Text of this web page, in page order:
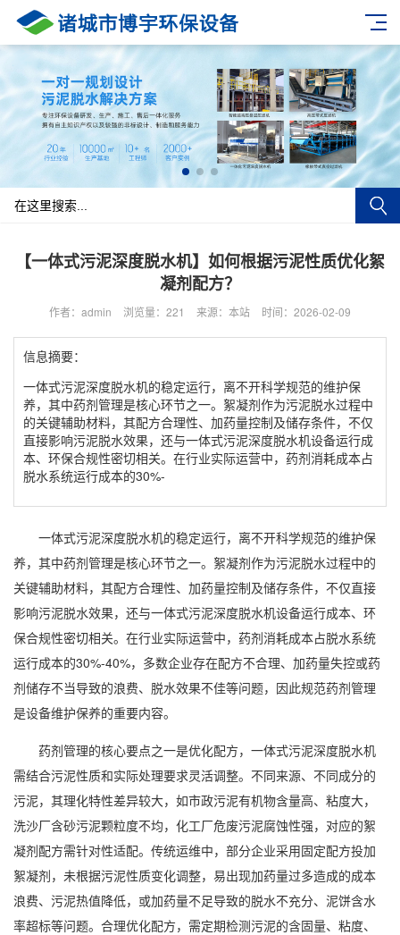
【一体式污泥深度脱水机】如何根据污泥性质优化絮
凝剂配方？
作者：admin 浏览量：221 来源：本站 时间：2026-02-09
信息摘要：
一体式污泥深度脱水机的稳定运行，离不开科学规范的维护保
养，其中药剂管理是核心环节之一。絮凝剂作为污泥脱水过程中
的关键辅助材料，其配方合理性、加药量控制及储存条件，不仅
直接影响污泥脱水效果，还与一体式污泥深度脱水机设备运行成
本、环保合规性密切相关。在行业实际运营中，药剂消耗成本占
脱水系统运行成本的30%-
一体式污泥深度脱水机的稳定运行，离不开科学规范的维护保
养，其中药剂管理是核心环节之一。絮凝剂作为污泥脱水过程中的
关键辅助材料，其配方合理性、加药量控制及储存条件，不仅直接
影响污泥脱水效果，还与一体式污泥深度脱水机设备运行成本、环
保合规性密切相关。在行业实际运营中，药剂消耗成本占脱水系统
运行成本的30%-40%，多数企业存在配方不合理、加药量失控或药
剂储存不当导致的浪费、脱水效果不佳等问题，因此规范药剂管理
是设备维护保养的重要内容。
药剂管理的核心要点之一是优化配方， 一体式污泥深度脱水机
需结合污泥性质和实际处理要求灵活调整。不同来源、不同成分的
污泥，其理化特性差异较大，如市政污泥有机物含量高、粘度大，
洗沙厂含砂污泥颗粒度不均，化工厂危废污泥腐蚀性强，对应的絮
凝剂配方需针对性适配。传统运维中，部分企业采用固定配方投加
絮凝剂，未根据污泥性质变化调整，易出现加药量过多造成的成本
浪费、污泥热值降低，或加药量不足导致的脱水不充分、泥饼含水
率超标等问题。合理优化配方，需定期检测污泥的含固量、粘度、